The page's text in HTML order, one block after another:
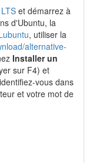
et démarrez à
d'Ubuntu, la
, utiliser la
alternative-
Installer un
sur F4) et
vous dans
et votre mot de